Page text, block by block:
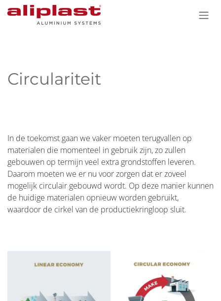
Overslaan naar inhoud
Circulariteit
In de toekomst gaan we vaker moeten terugvallen op
materialen die momenteel in gebruik zijn, zo zullen
gebouwen op termijn veel extra grondstoffen leveren.
Daarom moeten we er nu voor zorgen dat er zoveel
mogelijk circulair gebouwd wordt. Op deze manier kunnen
de huidige materialen opnieuw worden gebruikt,
waardoor de cirkel van de productiekringloop sluit.